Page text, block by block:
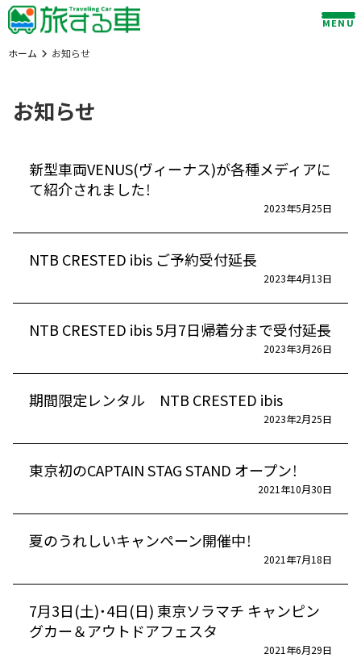
Skip
to
content
MENU
ホーム お知らせ
お知らせ
新型車両VENUS(ヴィーナス)が各種メディアに
て紹介されました！
2023年5月25日
NTB CRESTED ibis ご予約受付延長
2023年4月13日
NTB CRESTED ibis 5月7日帰着分まで受付延長
2023年3月26日
期間限定レンタル NTB CRESTED ibis
2023年2月25日
東京初のCAPTAIN STAG STAND オープン！
2021年10月30日
夏のうれしいキャンペーン開催中！
2021年7月18日
7月3日(土)・4日(日) 東京ソラマチ キャンピン
グカー＆アウトドアフェスタ
2021年6月29日